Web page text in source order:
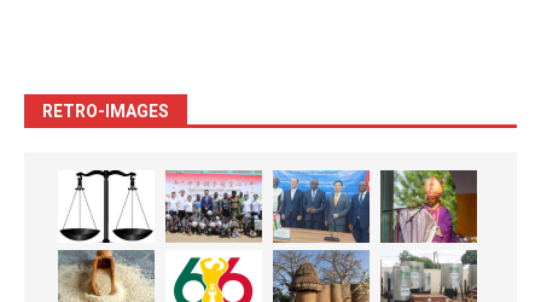
RETRO-IMAGES